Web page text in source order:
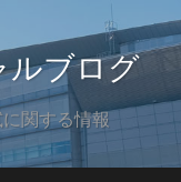
ブログ
関する情報